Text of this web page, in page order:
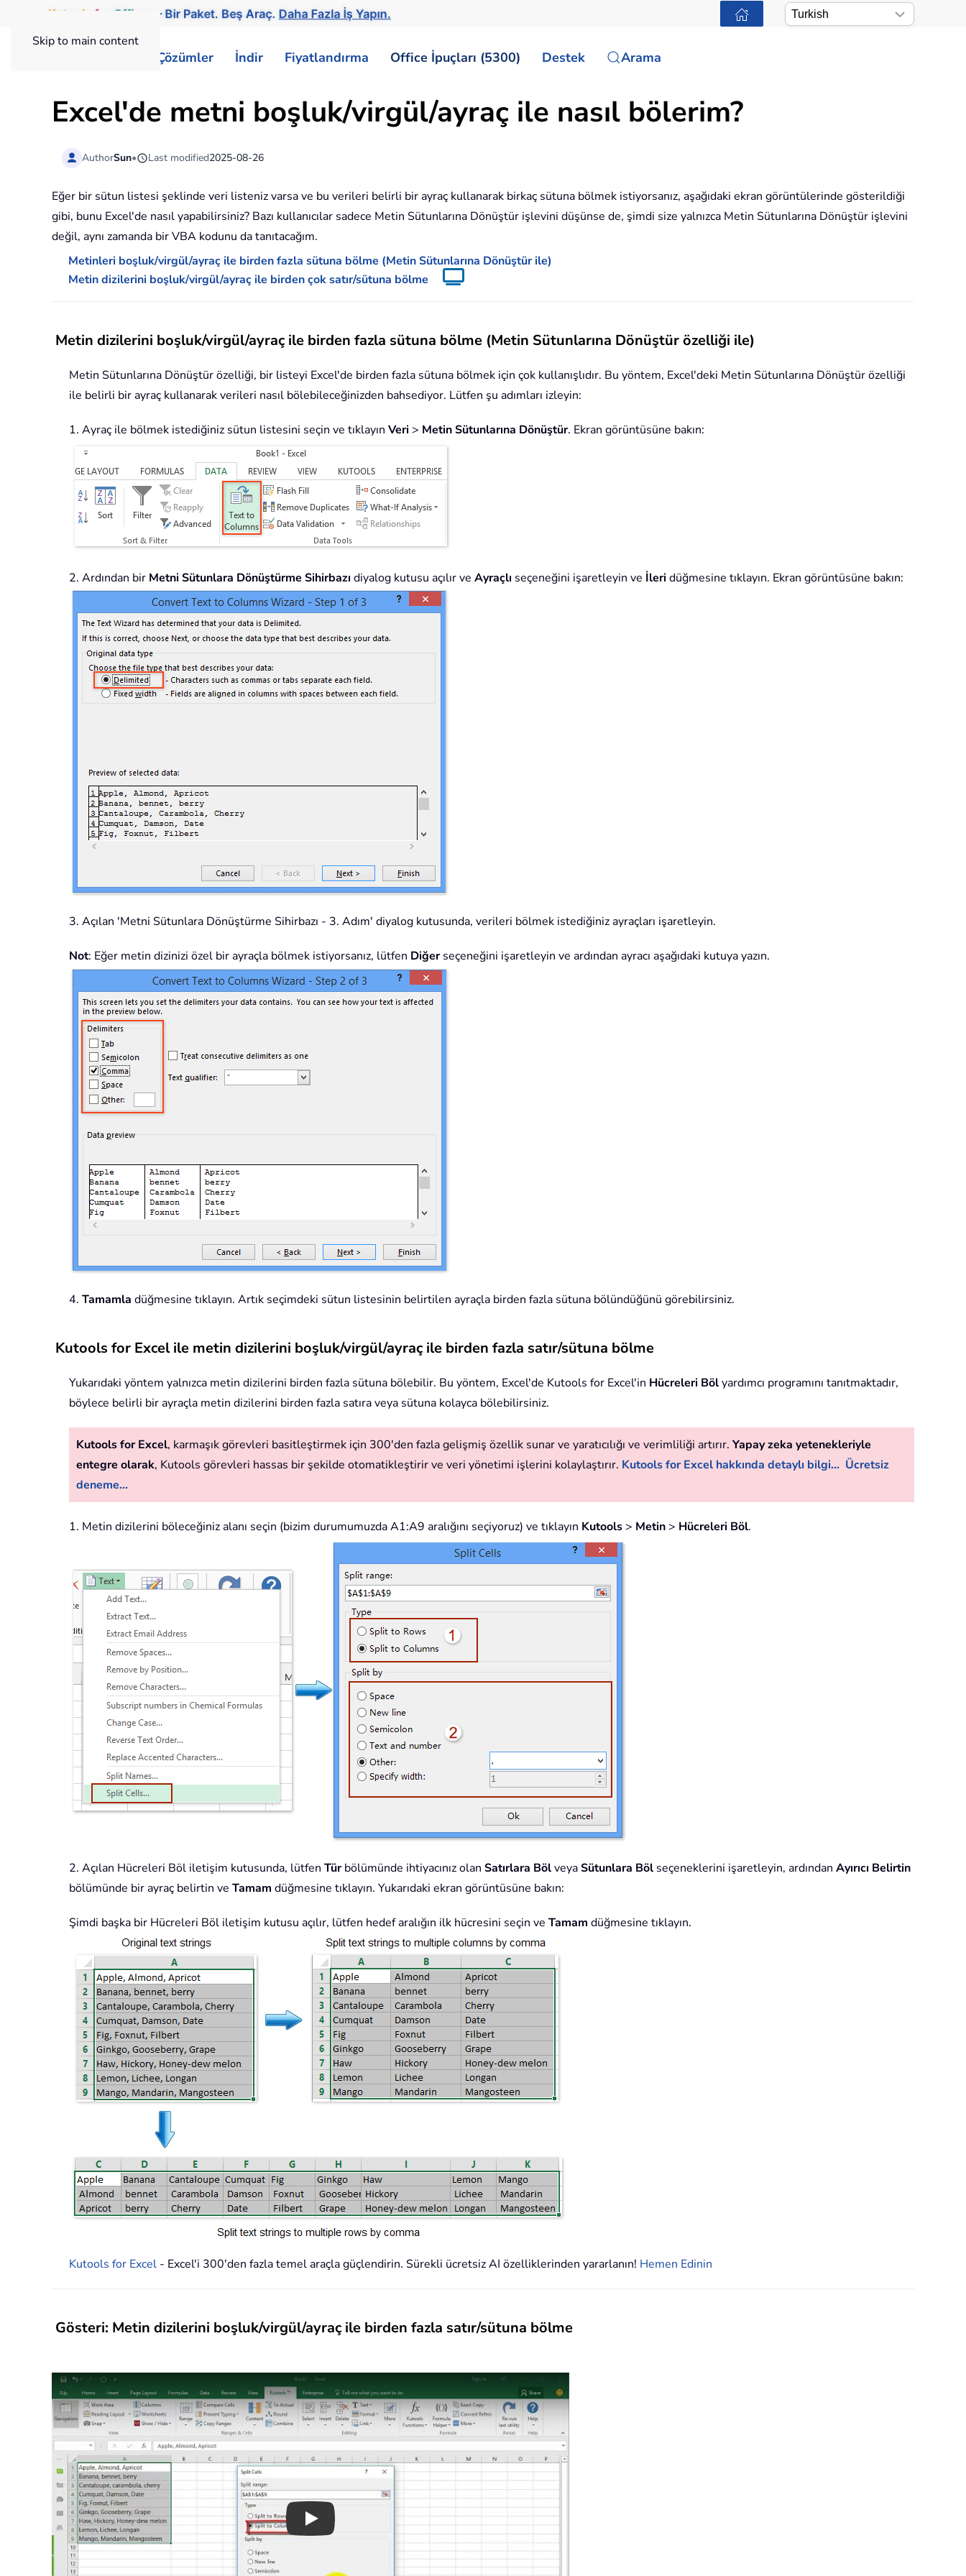
Skip to main content
Kutools for Office — Bir Paket. Beş Araç. Daha Fazla İş Yapın.
Çözümler İndir Fiyatlandırma Office İpuçları (5300) Destek Arama
Excel'de metni boşluk/virgül/ayraç ile nasıl bölerim?
AuthorSun• Last modified2025-08-26
Eğer bir sütun listesi şeklinde veri listeniz varsa ve bu verileri belirli bir ayraç kullanarak birkaç sütuna bölmek istiyorsanız, aşağıdaki ekran görüntülerinde gösterildiği
gibi, bunu Excel'de nasıl yapabilirsiniz? Bazı kullanıcılar sadece Metin Sütunlarına Dönüştür işlevini düşünse de, şimdi size yalnızca Metin Sütunlarına Dönüştür işlevini
değil, aynı zamanda bir VBA kodunu da tanıtacağım.
Metinleri boşluk/virgül/ayraç ile birden fazla sütuna bölme (Metin Sütunlarına Dönüştür ile)
Metin dizilerini boşluk/virgül/ayraç ile birden çok satır/sütuna bölme
Metin dizilerini boşluk/virgül/ayraç ile birden fazla sütuna bölme (Metin Sütunlarına Dönüştür özelliği ile)
Metin Sütunlarına Dönüştür özelliği, bir listeyi Excel'de birden fazla sütuna bölmek için çok kullanışlıdır. Bu yöntem, Excel'deki Metin Sütunlarına Dönüştür özelliği
ile belirli bir ayraç kullanarak verileri nasıl bölebileceğinizden bahsediyor. Lütfen şu adımları izleyin:
1. Ayraç ile bölmek istediğiniz sütun listesini seçin ve tıklayın Veri > Metin Sütunlarına Dönüştür. Ekran görüntüsüne bakın:
2. Ardından bir Metni Sütunlara Dönüştürme Sihirbazı diyalog kutusu açılır ve Ayraçlı seçeneğini işaretleyin ve İleri düğmesine tıklayın. Ekran görüntüsüne bakın:
3. Açılan 'Metni Sütunlara Dönüştürme Sihirbazı - 3. Adım' diyalog kutusunda, verileri bölmek istediğiniz ayraçları işaretleyin.
Not: Eğer metin dizinizi özel bir ayraçla bölmek istiyorsanız, lütfen Diğerseçeneğini işaretleyin ve ardından ayracı aşağıdaki kutuya yazın.
4. Tamamla düğmesine tıklayın. Artık seçimdeki sütun listesinin belirtilen ayraçla birden fazla sütuna bölündüğünü görebilirsiniz.
Kutools for Excel ile metin dizilerini boşluk/virgül/ayraç ile birden fazla satır/sütuna bölme
Yukarıdaki yöntem yalnızca metin dizilerini birden fazla sütuna bölebilir. Bu yöntem, Excel'de Kutools for Excel'in Hücreleri Bölyardımcı programını tanıtmaktadır,
böylece belirli bir ayraçla metin dizilerini birden fazla satıra veya sütuna kolayca bölebilirsiniz.
Kutools for Excel, karmaşık görevleri basitleştirmek için 300'den fazla gelişmiş özellik sunar ve yaratıcılığı ve verimliliği artırır. Yapay zeka yetenekleriyle
entegre olarak, Kutools görevleri hassas bir şekilde otomatikleştirir ve veri yönetimi işlerini kolaylaştırır. Kutools for Excel hakkında detaylı bilgi... Ücretsiz
deneme...
1. Metin dizilerini böleceğiniz alanı seçin (bizim durumumuzda A1:A9 aralığını seçiyoruz) ve tıklayın Kutools > Metin > Hücreleri Böl.
2. Açılan Hücreleri Böl iletişim kutusunda, lütfen Türbölümünde ihtiyacınız olan Satırlara BölveyaSütunlara Böl seçeneklerini işaretleyin, ardından Ayırıcı Belirtin
bölümünde bir ayraç belirtin ve Tamam düğmesine tıklayın. Yukarıdaki ekran görüntüsüne bakın:
Şimdi başka bir Hücreleri Böl iletişim kutusu açılır, lütfen hedef aralığın ilk hücresini seçin ve Tamam düğmesine tıklayın.
Kutools for Excel - Excel'i 300'den fazla temel araçla güçlendirin. Sürekli ücretsiz AI özelliklerinden yararlanın! Hemen Edinin
Gösteri: Metin dizilerini boşluk/virgül/ayraç ile birden fazla satır/sütuna bölme
Play